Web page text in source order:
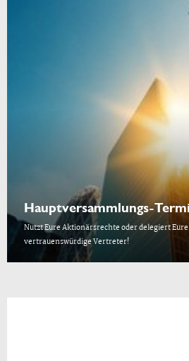
Hauptversammlungs-
Nutzt Eure Aktionärsrechte oder delegiert
vertrauenswürdige Vertreter!